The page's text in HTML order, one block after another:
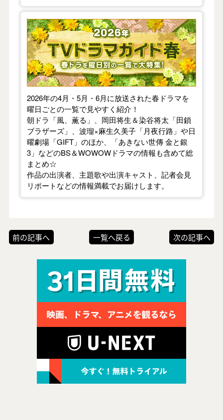
【2026年春】TVドラマガイド
2026年の4月・5月・6月に放送された春ドラマを
曜日ごとの一覧で見やすく紹介！
朝ドラ「風、薫る」、岡田将生＆染谷将太「田鎖
ブラザーズ」、波瑠×麻生久美子「月夜行路」や日
曜劇場「GIFT」のほか、「あきない世傳 金と銀
3」などのBS＆WOWOWドラマの情報も含めて総
まとめ☆
作品の出演者、主題歌や出演キャスト、記者会見
リポートなどの情報満載でお届けします。
前の記事へ 一覧へ戻る 次の記事へ